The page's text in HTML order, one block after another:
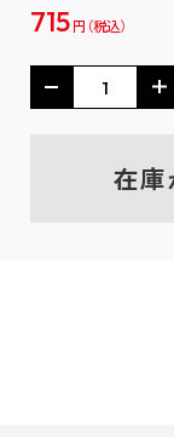
715 円
在庫